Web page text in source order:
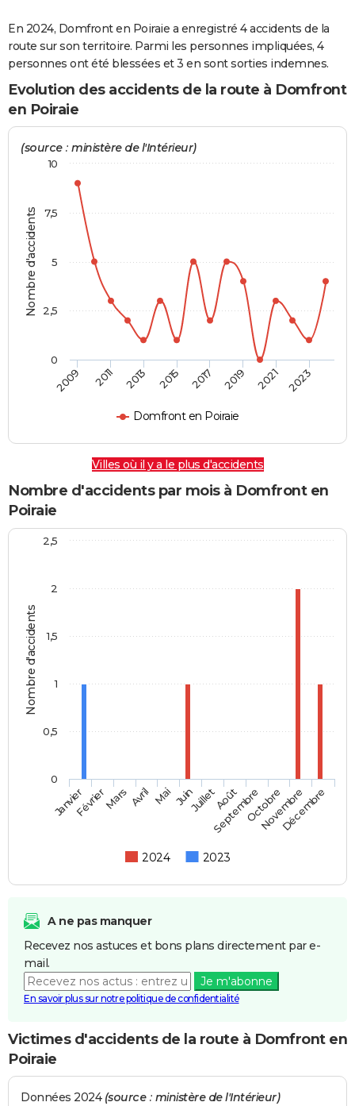
GUIDES D'ACHAT
BONS PLANS
CARTE DE VOEUX
Carte de Noël
Carte Bonne année
Carte Saint-Valentin
Carte Pâques
Carte d'anniversaire
DICTIONNAIRE
PROGRAMME TV
COPAINS D'AVANT
S'inscrire
Se connecter
Lycées
Collèges
Primaires
Universités
Entreprises
Service militaire
Avis de recherche
AVIS DE DÉCÈS
FORUM
Bricolage
Lifestyle
Culture
Sport
Auto
Television
Voyage
Cinema
En 2024, Domfront en Poiraie a enregistré 4 accidents de la
route sur son territoire. Parmi les personnes impliquées, 4
personnes ont été blessées et 3 en sont sorties indemnes.
Evolution des accidents de la route à Domfront
en Poiraie
Nombre d'accidents
(source : ministère de l'Intérieur)
Domfront en Poiraie
2009 2011 2013 2015 2017 2019 2021 2023
0
2,5
5
7,5
10
Villes où il y a le plus d'accidents
Nombre d'accidents par mois à Domfront en
Poiraie
Nombre d'accidents
2024 2023
JanvierFévrierMars Avril Mai JuinJuilletAoût
SeptembreOctobre
Novembre
Décembre
0
0,5
1
1,5
2
2,5
A ne pas manquer
Recevez nos astuces et bons plans directement par e-
mail.
Je m'abonne
En savoir plus sur notre politique de confidentialité
Victimes d'accidents de la route à Domfront en
Poiraie
Données 2024 (source : ministère de l'Intérieur)